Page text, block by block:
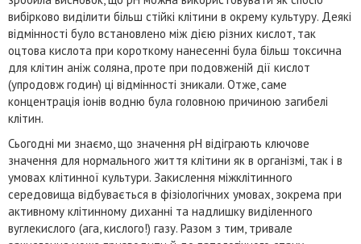
вибірково виділити більш стійкі клітини в окрему культуру. Деякі
відмінності було встановлено між дією різних кислот, так
оцтова кислота при короткому нанесенні була більш токсична
для клітин аніж соляна, проте при подовженій дії кислот
(упродовж годин) ці відмінності зникали. Отже, саме
концентрація іонів водню була головною причиною загибелі
клітин.
Сьогодні ми знаємо, що значення pH відіграють ключове
значення для нормального життя клітини як в організмі, так і в
умовах клітинної культури. Закислення міжклітинного
середовища відбувається в фізіологічних умовах, зокрема при
активному клітинному диханні та надлишку виділенного
вуглекислого (ага, кислого!) газу. Разом з тим, тривале